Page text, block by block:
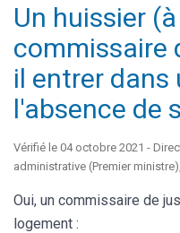
Un huissier
commissaire
il entrer dans
l'absence de
Vérifié le 04 octobre 2021 -
administrative (Premier
Oui, un commissaire de
logement :